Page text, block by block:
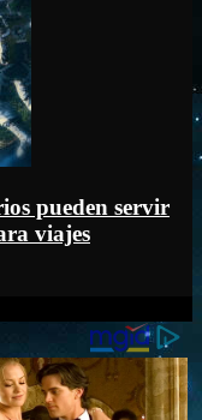
pueden servir
viajes